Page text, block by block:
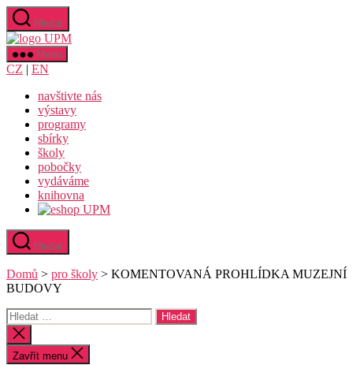
Přejít
obsahu
Hledat
Uměleckoprůmyslové
Menu
CZ | EN
navštivte nás
výstavy
programy
sbírky
školy
pobočky
vydáváme
knihovna
Hledat
Domů > pro školy > KOMENTOVANÁ PROHLÍDKA MUZEJNÍ
BUDOVY
Výsledky
vyhledávání:
Zavřít
vyhledávání
Zavřít menu